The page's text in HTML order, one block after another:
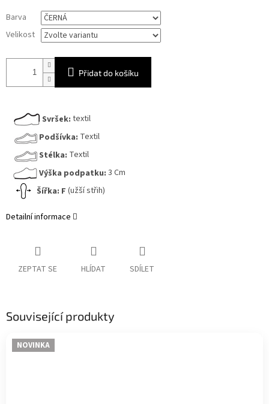
cena:
Barva
Velikost
Přidat do košíku
Svršek: textil
Podšívka: Textil
Stélka: Textil
Výška podpatku: 3 Cm
Šířka: F (užší střih)
Detailní informace
ZEPTAT SE HLÍDAT SDÍLET
Související produkty
NOVINKA